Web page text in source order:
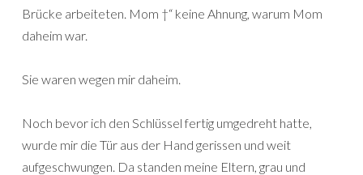
Brücke arbeiteten. Mom †“ keine Ahnung, warum Mom
daheim war.
Sie waren wegen mir daheim.
Noch bevor ich den Schlüssel fertig umgedreht hatte,
wurde mir die Tür aus der Hand gerissen und weit
aufgeschwungen. Da standen meine Eltern, grau und